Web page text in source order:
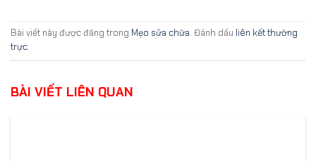
Bài viết này được đăng trong Mẹo sửa chữa. Đánh dấu liên kết thường
trực.
BÀI VIẾT LIÊN QUAN